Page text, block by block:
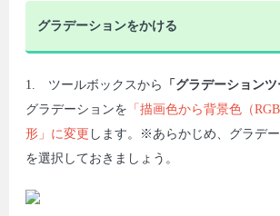
グラデーションをかける
1. ツールボックスから 「グラデーション
グラデーションを 「描画色から背景色（
形」に変更 します。※あらかじめ、グラデ
を選択しておきましょう。